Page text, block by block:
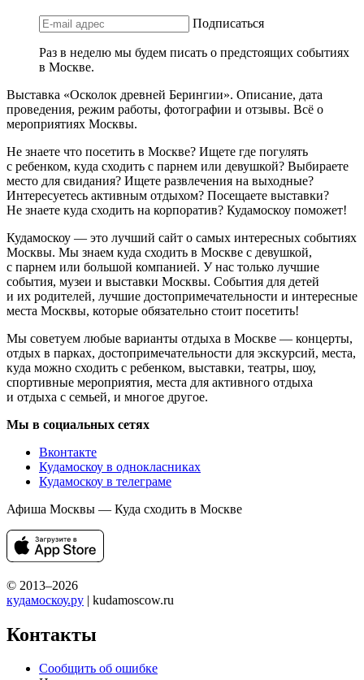
Подписаться
Раз в неделю мы будем писать о предстоящих событиях
в Москве.
Выставка «Осколок древней Берингии». Описание, дата
проведения, режим работы, фотографии и отзывы. Всё о
мероприятиях Москвы.
Не знаете что посетить в Москве? Ищете где погулять
с ребенком, куда сходить с парнем или девушкой? Выбираете
место для свидания? Ищете развлечения на выходные?
Интересуетесь активным отдыхом? Посещаете выставки?
Не знаете куда сходить на корпоратив? Кудамоскоу поможет!
Кудамоскоу — это лучший сайт о самых интересных событиях
Москвы. Мы знаем куда сходить в Москве с девушкой,
с парнем или большой компанией. У нас только лучшие
события, музеи и выставки Москвы. События для детей
и их родителей, лучшие достопримечательности и интересные
места Москвы, которые обязательно стоит посетить!
Мы советуем любые варианты отдыха в Москве — концерты,
отдых в парках, достопримечательности для экскурсий, места,
куда можно сходить с ребенком, выставки, театры, шоу,
спортивные мероприятия, места для активного отдыха
и отдыха с семьей, и многое другое.
Мы в социальных сетях
Вконтакте
Кудамоскоу в однокласниках
Кудамоскоу в телеграме
Афиша Москвы — Куда сходить в Москве
© 2013–2026
кудамоскоу.ру | kudamoscow.ru
Контакты
Сообщить об ошибке